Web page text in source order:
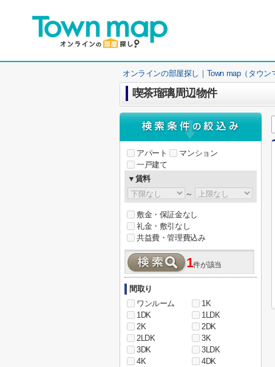
オンラインの部屋探し｜Town map（タウン
喫茶瑠璃周辺物件
アパート
マンション
一戸建て
▼賃料
～
敷金・保証金なし
礼金・敷引なし
共益費・管理費込み
1件が該当
間取り
ワンルーム
1K
1DK
1LDK
2K
2DK
2LDK
3K
3DK
3LDK
4K
4DK